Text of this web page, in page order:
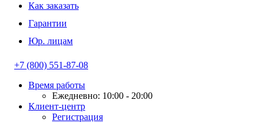
Как заказать
Гарантии
Юр. лицам
+7 (800) 551-87-08
Время работы
Ежедневно: 10:00 - 20:00
Клиент-центр
Регистрация